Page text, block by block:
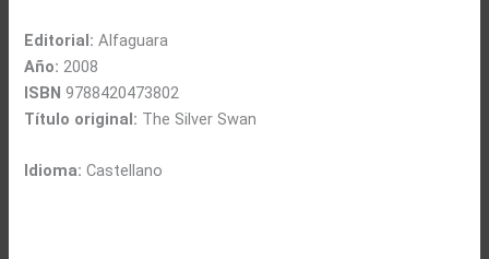
Editorial: Alfaguara
Año: 2008
ISBN 9788420473802
Título original: The Silver Swan
Idioma: Castellano